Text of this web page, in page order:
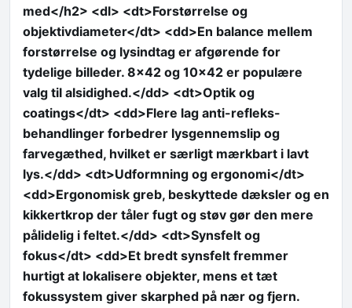
med</h2> <dl> <dt>Forstørrelse og
objektivdiameter</dt> <dd>En balance mellem
forstørrelse og lysindtag er afgørende for
tydelige billeder. 8×42 og 10×42 er populære
valg til alsidighed.</dd> <dt>Optik og
coatings</dt> <dd>Flere lag anti-refleks-
behandlinger forbedrer lysgennemslip og
farvegæthed, hvilket er særligt mærkbart i lavt
lys.</dd> <dt>Udformning og ergonomi</dt>
<dd>Ergonomisk greb, beskyttede dæksler og en
kikkertkrop der tåler fugt og støv gør den mere
pålidelig i feltet.</dd> <dt>Synsfelt og
fokus</dt> <dd>Et bredt synsfelt fremmer
hurtigt at lokalisere objekter, mens et tæt
fokussystem giver skarphed på nær og fjern.